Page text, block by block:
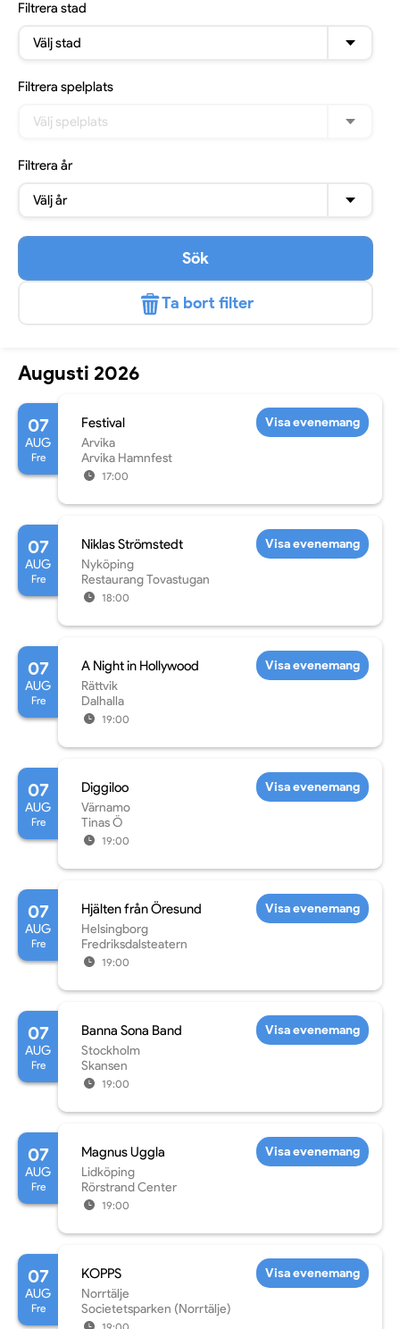
Filtrera stad
Välj stad
Filtrera spelplats
Välj spelplats
Filtrera år
Välj år
Sök
Ta bort filter
Augusti 2026
07
AUG
Fre
Festival
Arvika
Arvika Hamnfest
17:00
Visa evenemang
07
AUG
Fre
Niklas Strömstedt
Nyköping
Restaurang Tovastugan
18:00
Visa evenemang
07
AUG
Fre
A Night in Hollywood
Rättvik
Dalhalla
19:00
Visa evenemang
07
AUG
Fre
Diggiloo
Värnamo
Tinas Ö
19:00
Visa evenemang
07
AUG
Fre
Hjälten från Öresund
Helsingborg
Fredriksdalsteatern
19:00
Visa evenemang
07
AUG
Fre
Banna Sona Band
Stockholm
Skansen
19:00
Visa evenemang
07
AUG
Fre
Magnus Uggla
Lidköping
Rörstrand Center
19:00
Visa evenemang
07
AUG
Fre
KOPPS
Norrtälje
Societetsparken (Norrtälje)
Visa evenemang